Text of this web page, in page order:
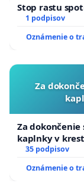
Stop rastu
1 podpisov
Oznámenie o
Za
Za
kaplnky v
35 podpisov
Oznámenie o